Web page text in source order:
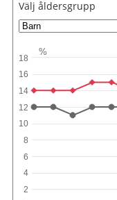
Välj åldersgrupp
%
2
4
6
8
10
12
14
16
18